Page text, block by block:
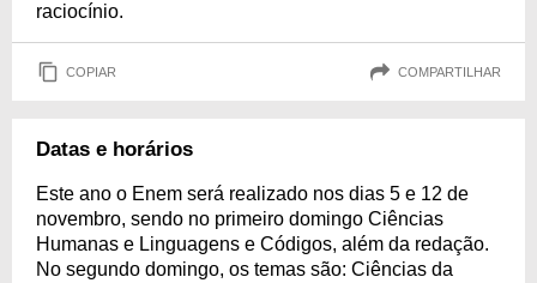
raciocínio.
COPIAR COMPARTILHAR
Datas e horários
Este ano o Enem será realizado nos dias 5 e 12 de
novembro, sendo no primeiro domingo Ciências
Humanas e Linguagens e Códigos, além da redação.
No segundo domingo, os temas são: Ciências da